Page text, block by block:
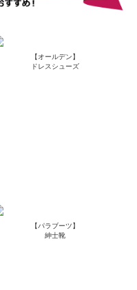
【オールデン】
ドレスシューズ
【パラブーツ】
紳士靴